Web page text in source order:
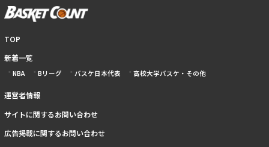
TOP
新着一覧
NBA Bリーグ バスケ日本代表 高校大学バスケ・その他
運営者情報
サイトに関するお問い合わせ
広告掲載に関するお問い合わせ